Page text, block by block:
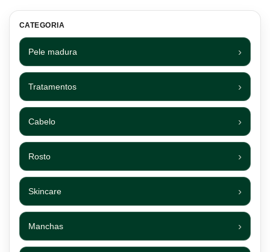
CATEGORIA
Pele madura
Tratamentos
Cabelo
Rosto
Skincare
Manchas